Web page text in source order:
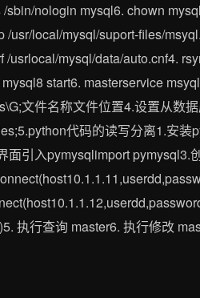
nologin mysql6. chown
usr/local/mysql/suport-files/
/usrlocal/mysql/data/auto.cnf4.
start6. masterservice
文件名称文件位置4.设置从数
代码的读写分离1.安
引入pymysqlimport
执行查询 master6. 执行修改